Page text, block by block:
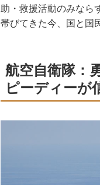
助・救援活動のみなら
帯びてきた今、国と国
航空自衛隊：
ピーディーが